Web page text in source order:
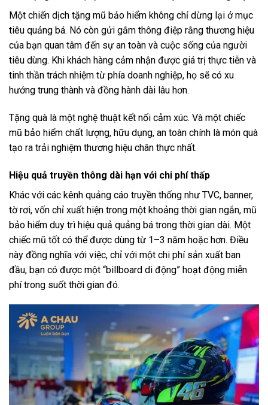
Một chiến dịch tặng mũ bảo hiểm không chỉ dừng lại ở mục
tiêu quảng bá. Nó còn gửi gắm thông điệp rằng thương hiệu
của bạn quan tâm đến sự an toàn và cuộc sống của người
tiêu dùng. Khi khách hàng cảm nhận được giá trị thực tiễn và
tinh thần trách nhiệm từ phía doanh nghiệp, họ sẽ có xu
hướng trung thành và đồng hành dài lâu hơn.
Tặng quà là một nghệ thuật kết nối cảm xúc. Và một chiếc
mũ bảo hiểm chất lượng, hữu dụng, an toàn chính là món quà
tạo ra trải nghiệm thương hiệu chân thực nhất.
Hiệu quả truyền thông dài hạn với chi phí thấp
Khác với các kênh quảng cáo truyền thống như TVC, banner,
tờ rơi, vốn chỉ xuất hiện trong một khoảng thời gian ngắn, mũ
bảo hiểm duy trì hiệu quả quảng bá trong thời gian dài. Một
chiếc mũ tốt có thể được dùng từ 1–3 năm hoặc hơn. Điều
này đồng nghĩa với việc, chỉ với một chi phí sản xuất ban
đầu, bạn có được một “billboard di động” hoạt động miễn
phí trong suốt thời gian đó.